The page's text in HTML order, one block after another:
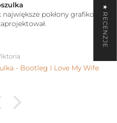
pokłony grafikowi
★ RECENZJE